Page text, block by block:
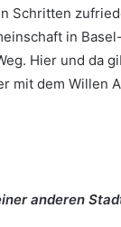
Schritten
in
Hier und da
mit dem Willen
anderen